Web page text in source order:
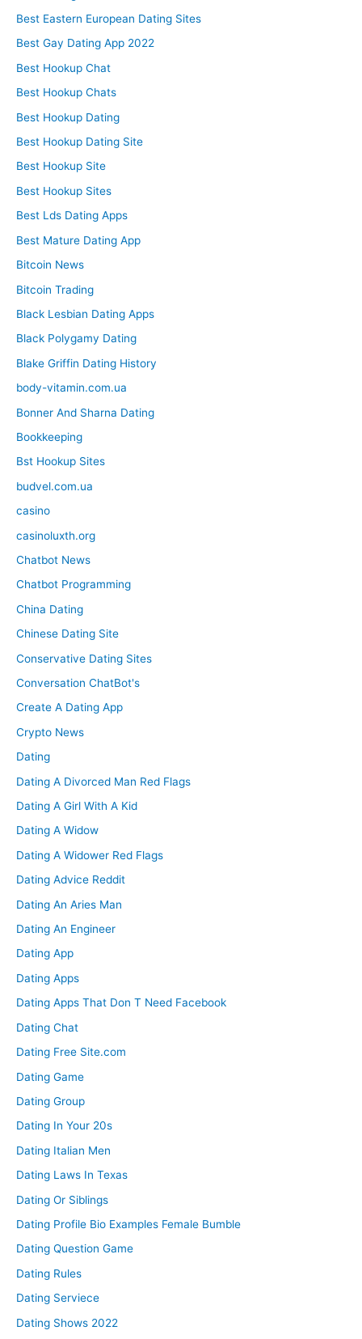
Best Eastern European Dating Sites
Best Gay Dating App 2022
Best Hookup Chat
Best Hookup Chats
Best Hookup Dating
Best Hookup Dating Site
Best Hookup Site
Best Hookup Sites
Best Lds Dating Apps
Best Mature Dating App
Bitcoin News
Bitcoin Trading
Black Lesbian Dating Apps
Black Polygamy Dating
Blake Griffin Dating History
body-vitamin.com.ua
Bonner And Sharna Dating
Bookkeeping
Bst Hookup Sites
budvel.com.ua
casino
casinoluxth.org
Chatbot News
Chatbot Programming
China Dating
Chinese Dating Site
Conservative Dating Sites
Conversation ChatBot's
Create A Dating App
Crypto News
Dating
Dating A Divorced Man Red Flags
Dating A Girl With A Kid
Dating A Widow
Dating A Widower Red Flags
Dating Advice Reddit
Dating An Aries Man
Dating An Engineer
Dating App
Dating Apps
Dating Apps That Don T Need Facebook
Dating Chat
Dating Free Site.com
Dating Game
Dating Group
Dating In Your 20s
Dating Italian Men
Dating Laws In Texas
Dating Or Siblings
Dating Profile Bio Examples Female Bumble
Dating Question Game
Dating Rules
Dating Serviece
Dating Shows 2022